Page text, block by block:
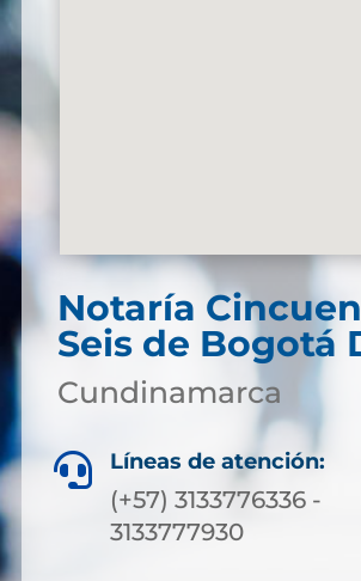
Notaría
Seis de Bogotá
Cundinamarca
 Líneas de atención:
(+57) 3133776336 -
3133777930